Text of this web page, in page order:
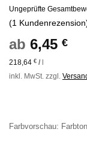
Bewertet
mit 5
basierend
1
Kundenbewertung
Ungeprüfte
(1
ab 6,45 €
218,64 € / l
inkl. MwSt. zzgl.
Farbvorschau: